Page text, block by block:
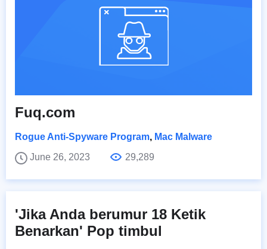
Fuq.com
Rogue Anti-Spyware Program, Mac Malware
June 26, 2023
29,289
'Jika Anda berumur 18 Ketik
Benarkan' Pop timbul